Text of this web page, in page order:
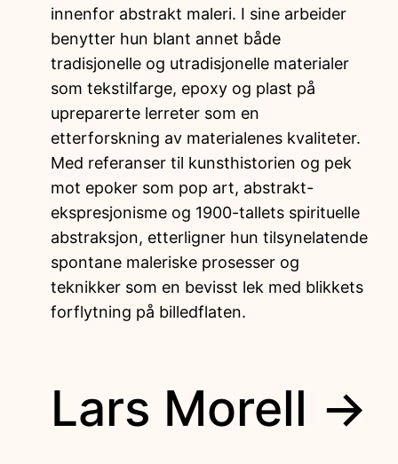
innenfor abstrakt maleri. I sine arbeider
benytter hun blant annet både
tradisjonelle og utradisjonelle materialer
som tekstilfarge, epoxy og plast på
upreparerte lerreter som en
etterforskning av materialenes kvaliteter.
Med referanser til kunsthistorien og pek
mot epoker som pop art, abstrakt-
ekspresjonisme og 1900-tallets spirituelle
abstraksjon, etterligner hun tilsynelatende
spontane maleriske prosesser og
teknikker som en bevisst lek med blikkets
forflytning på billedflaten.
Lars Morell →